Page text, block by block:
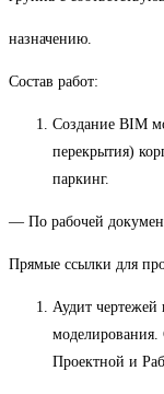
назначению.
Состав работ:
Создание BIM
перекрытия)
паркинг.
— По рабочей
Прямые ссылки для
Аудит
Проектной и